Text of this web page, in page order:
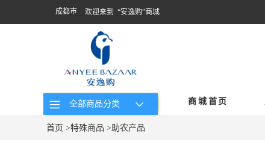
成都市 欢迎来到 “安逸购”商城
全部商品分类 商城首页
首页 >特殊商品 >助农产品